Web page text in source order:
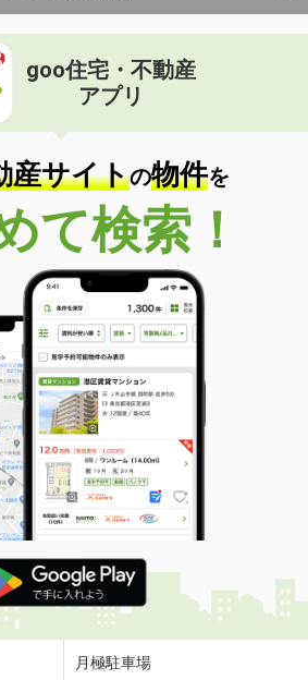
goo住宅・不動産
アプリ
産サイトの物件を
て検索！
月極駐車場